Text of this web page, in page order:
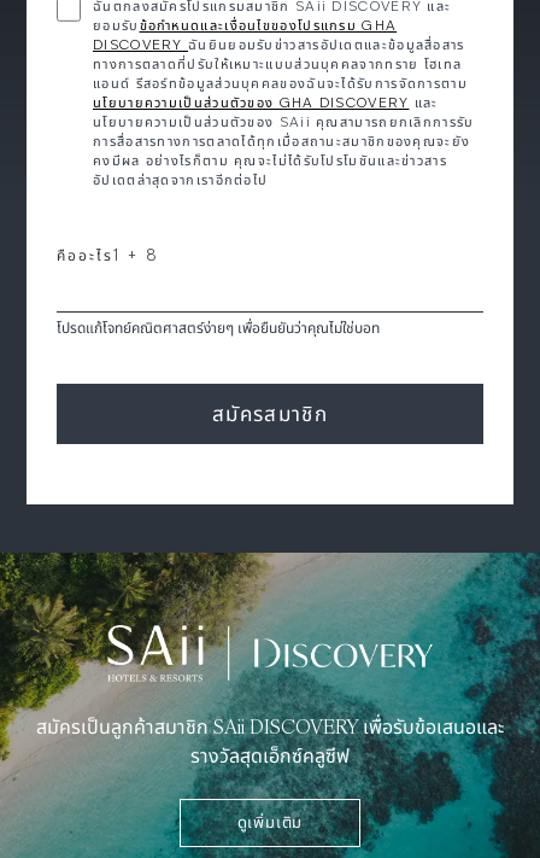
ฉันตกลงสมัครโปรแกรมสมาชิก SAii DISCOVERY และ
ยอมรับ ข้อกำหนดและเงื่อนไขของโปรแกรม GHA
DISCOVERY ฉันยินยอมรับข่าวสารอัปเดตและข้อมูลสื่อสาร
ทางการตลาดที่ปรับให้เหมาะแบบส่วนบุคคลจากทราย โฮเทล
แอนด์ รีสอร์ทข้อมูลส่วนบุคคลของฉันจะได้รับการจัดการตาม
นโยบายความเป็นส่วนตัวของ GHA DISCOVERY
และ
นโยบายความเป็นส่วนตัวของ SAii คุณสามารถยกเลิกการรับ
การสื่อสารทางการตลาดได้ทุกเมื่อสถานะสมาชิกของคุณจะยัง
คงมีผล อย่างไรก็ตาม คุณจะไม่ได้รับโปรโมชันและข่าวสาร
อัปเดตล่าสุดจากเราอีกต่อไป
คืออะไร 1 + 8
โปรดแก้โจทย์คณิตศาสตร์ง่ายๆ เพื่อยืนยันว่าคุณไม่ใช่บอท
สมัครสมาชิก
สมัครเป็นลูกค้าสมาชิก SAii DISCOVERY เพื่อรับข้อเสนอและ
รางวัลสุดเอ็กซ์คลูซีฟ
ดูเพิ่มเติม